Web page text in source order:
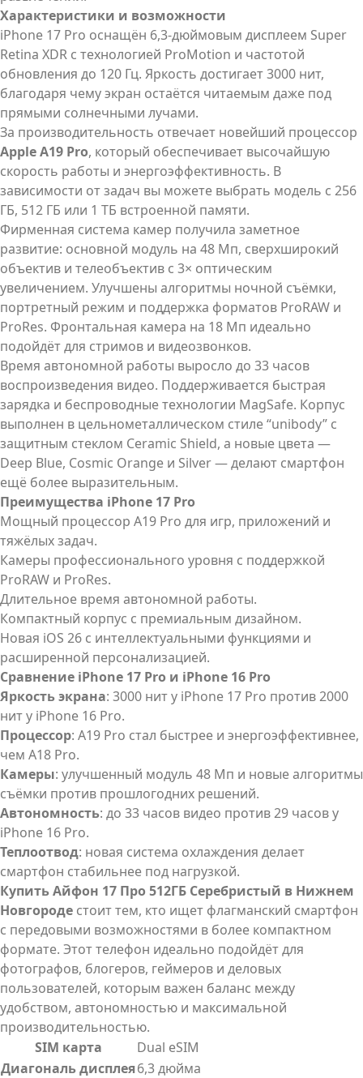
Характеристики и возможности
iPhone 17 Pro оснащён 6,3-дюймовым дисплеем Super
Retina XDR с технологией ProMotion и частотой
обновления до 120 Гц. Яркость достигает 3000 нит,
благодаря чему экран остаётся читаемым даже под
прямыми солнечными лучами.
За производительность отвечает новейший процессор
Apple A19 Pro, который обеспечивает высочайшую
скорость работы и энергоэффективность. В
зависимости от задач вы можете выбрать модель с 256
ГБ, 512 ГБ или 1 ТБ встроенной памяти.
Фирменная система камер получила заметное
развитие: основной модуль на 48 Мп, сверхширокий
объектив и телеобъектив с 3× оптическим
увеличением. Улучшены алгоритмы ночной съёмки,
портретный режим и поддержка форматов ProRAW и
ProRes. Фронтальная камера на 18 Мп идеально
подойдёт для стримов и видеозвонков.
Время автономной работы выросло до 33 часов
воспроизведения видео. Поддерживается быстрая
зарядка и беспроводные технологии MagSafe. Корпус
выполнен в цельнометаллическом стиле “unibody” с
защитным стеклом Ceramic Shield, а новые цвета —
Deep Blue, Cosmic Orange и Silver — делают смартфон
ещё более выразительным.
Преимущества iPhone 17 Pro
Мощный процессор A19 Pro для игр, приложений и
тяжёлых задач.
Камеры профессионального уровня с поддержкой
ProRAW и ProRes.
Длительное время автономной работы.
Компактный корпус с премиальным дизайном.
Новая iOS 26 с интеллектуальными функциями и
расширенной персонализацией.
Сравнение iPhone 17 Pro и iPhone 16 Pro
Яркость экрана: 3000 нит у iPhone 17 Pro против 2000
нит у iPhone 16 Pro.
Процессор: A19 Pro стал быстрее и энергоэффективнее,
чем A18 Pro.
Камеры: улучшенный модуль 48 Мп и новые алгоритмы
съёмки против прошлогодних решений.
Автономность: до 33 часов видео против 29 часов у
iPhone 16 Pro.
Теплоотвод: новая система охлаждения делает
смартфон стабильнее под нагрузкой.
Купить Айфон 17 Про 512ГБ Серебристый в Нижнем
Новгороде стоит тем, кто ищет флагманский смартфон
с передовыми возможностями в более компактном
формате. Этот телефон идеально подойдёт для
фотографов, блогеров, геймеров и деловых
пользователей, которым важен баланс между
удобством, автономностью и максимальной
производительностью.
SIM карта
Dual eSIM
Диагональ дисплея6,3 дюйма